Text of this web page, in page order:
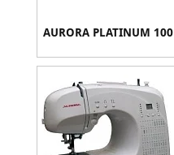
AURORA PLATINUM 100